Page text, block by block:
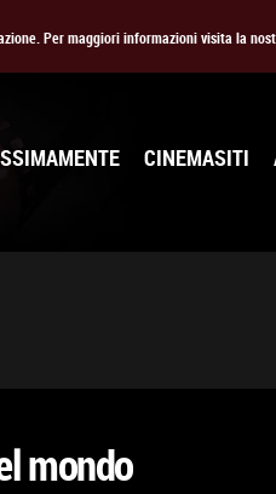
Per maggiori informazioni visita la
CINEMASITI
mondo